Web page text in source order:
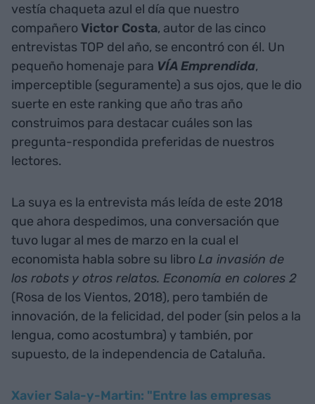
vestía chaqueta azul el día que nuestro
compañero Victor Costa, autor de las cinco
entrevistas TOP del año, se encontró con él. Un
pequeño homenaje para VÍA Emprendida,
imperceptible (seguramente) a sus ojos, que le dio
suerte en este ranking que año tras año
construimos para destacar cuáles son las
pregunta-respondida preferidas de nuestros
lectores.
La suya es la entrevista más leída de este 2018
que ahora despedimos, una conversación que
tuvo lugar al mes de marzo en la cual el
economista habla sobre su libroLa invasión de
los robots y otros relatos. Economía en colores 2
(Rosa de los Vientos, 2018), pero también de
innovación, de la felicidad, del poder (sin pelos a la
lengua, como acostumbra) y también, por
supuesto, de la independencia de Cataluña.
Xavier Sala-y-Martin: "Entre las empresas